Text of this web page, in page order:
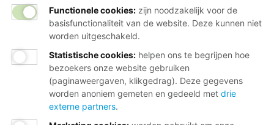
Functionele cookies: zijn noodzakelijk voor de
basisfunctionaliteit van de website. Deze kunnen niet
worden uitgeschakeld.
Statistische cookies: helpen ons te begrijpen hoe
bezoekers onze website gebruiken
(paginaweergaven, klikgedrag). Deze gegevens
worden anoniem gemeten en gedeeld met drie
externe partners.